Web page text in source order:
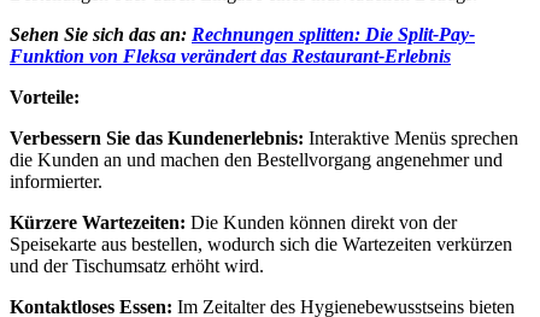
Sehen Sie sich das an: Rechnungen splitten: Die Split-Pay-
Funktion von Fleksa verändert das Restaurant-Erlebnis
Vorteile:
Verbessern Sie das Kundenerlebnis: Interaktive Menüs sprechen
die Kunden an und machen den Bestellvorgang angenehmer und
informierter.
Kürzere Wartezeiten: Die Kunden können direkt von der
Speisekarte aus bestellen, wodurch sich die Wartezeiten verkürzen
und der Tischumsatz erhöht wird.
Kontaktloses Essen: Im Zeitalter des Hygienebewusstseins bieten